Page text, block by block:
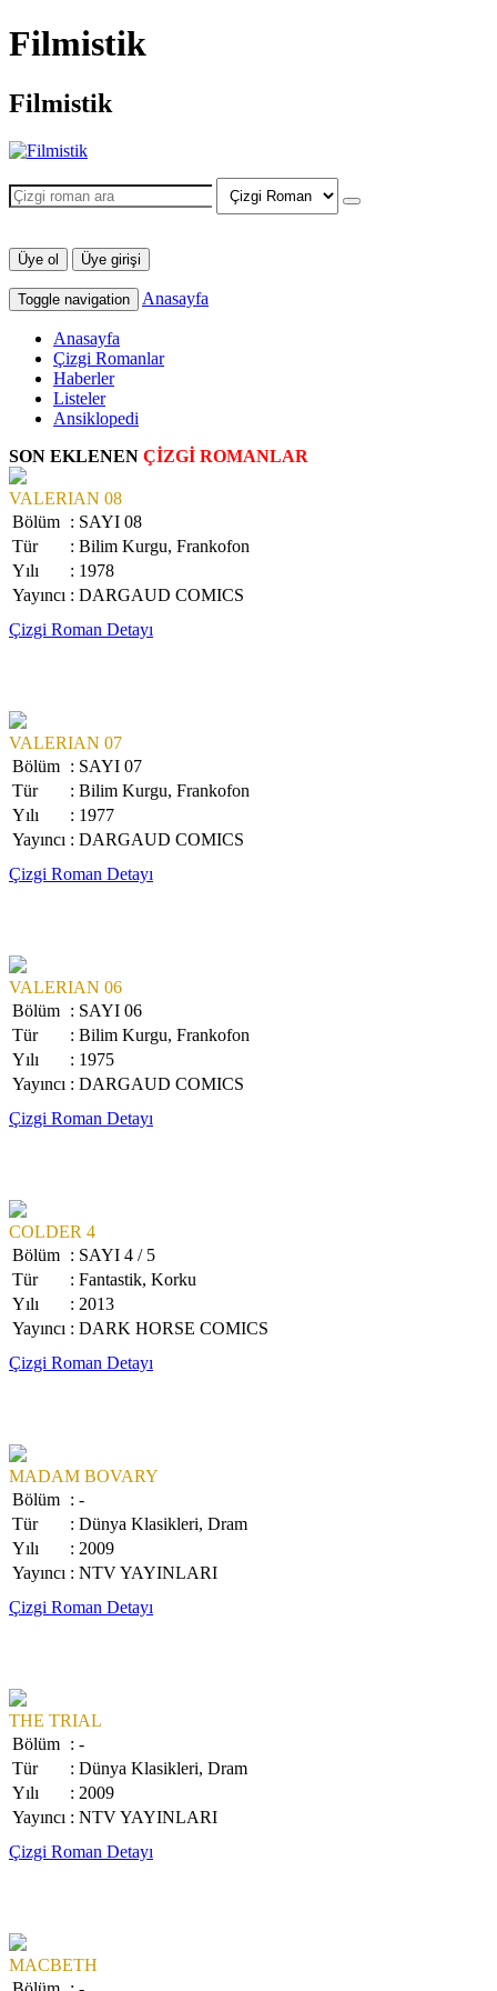
Filmistik
Filmistik
Üye ol Üye girişi
Toggle navigation Anasayfa
Anasayfa
Çizgi Romanlar
Haberler
Listeler
Ansiklopedi
SON EKLENEN ÇİZGİ ROMANLAR
VALERIAN 08
Bölüm : SAYI 08
Tür
: Bilim Kurgu, Frankofon
Yılı
: 1978
Yayıncı : DARGAUD COMICS
Çizgi Roman Detayı
VALERIAN 07
Bölüm : SAYI 07
Tür
: Bilim Kurgu, Frankofon
Yılı
: 1977
Yayıncı : DARGAUD COMICS
Çizgi Roman Detayı
VALERIAN 06
Bölüm : SAYI 06
Tür
: Bilim Kurgu, Frankofon
Yılı
: 1975
Yayıncı : DARGAUD COMICS
Çizgi Roman Detayı
COLDER 4
Bölüm : SAYI 4 / 5
Tür
: Fantastik, Korku
Yılı
: 2013
Yayıncı : DARK HORSE COMICS
Çizgi Roman Detayı
MADAM BOVARY
Bölüm : -
Tür
: Dünya Klasikleri, Dram
Yılı
: 2009
Yayıncı : NTV YAYINLARI
Çizgi Roman Detayı
THE TRIAL
Bölüm : -
Tür
: Dünya Klasikleri, Dram
Yılı
: 2009
Yayıncı : NTV YAYINLARI
Çizgi Roman Detayı
MACBETH